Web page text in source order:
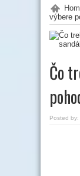
výbere
Čo
Posted by: